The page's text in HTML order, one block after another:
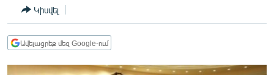
ՀԱՍԱՐԱԿՈՒԹՅՈՒՆ
ՏՆՏԵՍՈՒԹՅՈՒՆ
Կիսվել
Ավելացրեք մեզ Google-ում